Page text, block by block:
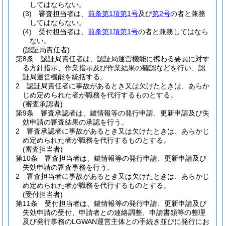
してはならない。
(3)
審査担当者は、 前条第1項第1号及び第2号の者と兼務
してはならない。
(4)
受付担当者は、 前条第1項第1号の者と兼務してはなら
ない。
(認証局責任者)
第8条
認証局責任者は、認証局運営機能に携わる要員に対す
る方針指示、作業指示及び作業結果の確認などを行い、認
証局運営機能を統括する。
2
認証局責任者に事故があるとき又は欠けたときは、あらか
じめ定められた者が職務を代行するものとする。
(審査承認者)
第9条
審査承認者は、鍵情報等の発行申請、更新申請及び失
効申請の審査結果の承認を行う。
2
審査承認者に事故があるとき又は欠けたときは、あらかじ
め定められた者が職務を代行するものとする。
(審査担当者)
第10条
審査担当者は、鍵情報等の発行申請、更新申請及び
失効申請の審査事務を行う。
2
審査担当者に事故があるとき又は欠けたときは、あらかじ
め定められた者が職務を代行するものとする。
(受付担当者)
第11条
受付担当者は、鍵情報等の発行申請、更新申請及び
失効申請の受付、申請者との連絡調整、申請書類等の整理
及び発行事務のLGWAN運営主体との手続き並びに発行にお